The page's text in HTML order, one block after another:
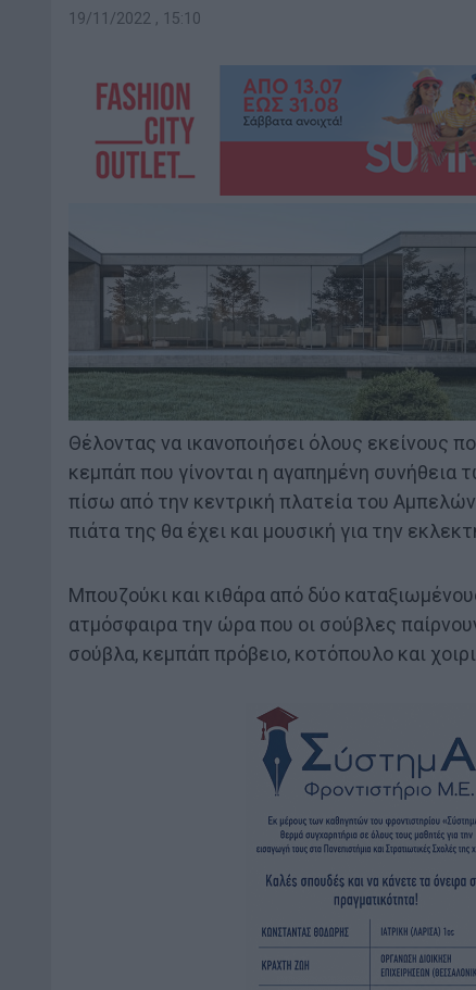
19/11/2022 , 15:10
Θέλοντας να ικανοποιήσει όλους εκείνους
κεμπάπ που γίνονται η αγαπημένη συνήθεια
πίσω από την κεντρική πλατεία του
πιάτα της θα έχει και μουσική για την
Μπουζούκι και κιθάρα από δύο
ατμόσφαιρα την ώρα που οι σούβλες
σούβλα, κεμπάπ πρόβειο, κοτόπουλο και